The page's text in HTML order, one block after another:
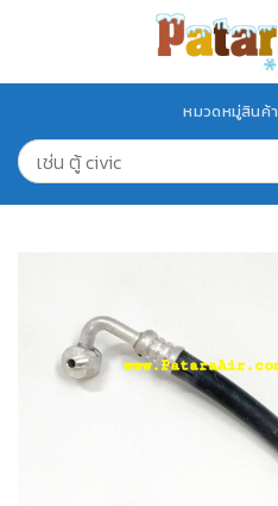
หมวดหมู่สินค้า